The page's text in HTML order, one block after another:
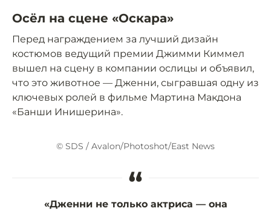
Осёл на сцене «Оскара»
Перед награждением за лучший дизайн
костюмов ведущий премии Джимми Киммел
вышел на сцену в компании ослицы и объявил,
что это животное — Дженни, сыгравшая одну из
ключевых ролей в фильме Мартина Макдона
«Банши Инишерина».
© SDS / Avalon/Photoshot/East News
“
«Дженни не только актриса — она